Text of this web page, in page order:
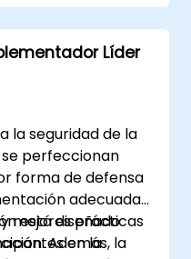
Líder
la seguridad de la
perfeccionan
forma de defensa
adecuada
mejores prácticas
Además, la
está diseñado
en la